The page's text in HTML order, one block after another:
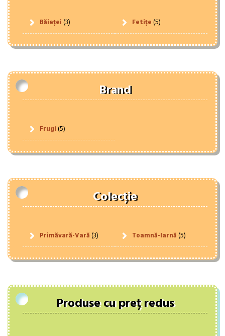
Băieței(3) Fetițe(5)
Brand
Frugi(5)
Colecție
Primăvară-Vară(3) Toamnă-Iarnă(5)
Produse cu preț redus